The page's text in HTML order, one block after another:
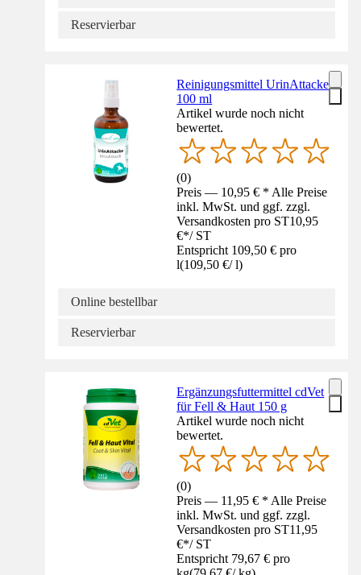
Reservierbar
Reinigungsmittel UrinAttacke
100 ml
Artikel wurde noch nicht
bewertet.
(0)
Preis — 10,95 € * Alle Preise
inkl. MwSt. und ggf. zzgl.
Versandkosten pro ST10,95
€*/ ST
Entspricht 109,50 € pro
l(109,50 €/ l)
Online bestellbar
Reservierbar
Ergänzungsfuttermittel cdVet
für Fell & Haut 150 g
Artikel wurde noch nicht
bewertet.
(0)
Preis — 11,95 € * Alle Preise
inkl. MwSt. und ggf. zzgl.
Versandkosten pro ST11,95
€*/ ST
Entspricht 79,67 € pro